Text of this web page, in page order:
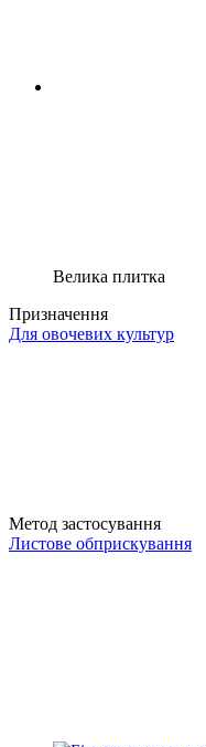
Велика плитка
Призначення
Для овочевих культур
Метод застосування
Листове обприскування